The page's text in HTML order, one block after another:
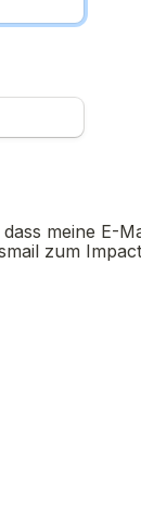
meine E-
zum